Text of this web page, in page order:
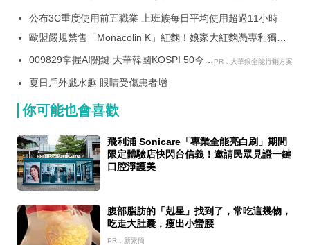
公布3C重度使用前五職業 上班族每日平均使用超過11小時
歐盟嚴規禁售「Monacolin K」紅麴！娘家大紅麴憑專利獨家
009829掌握AI關鍵 大華韓國KOSPI 50今強 PR．大華銀全能行銷方案
夏日戶外戲水趣 眼睛受傷患者增
你可能也會喜歡
飛利浦 Sonicare「專業全能亮白刷」期間
限定體驗店快閃台信義！邀請民眾見證一鍵
口腔淨護美
腹部脂肪的「剋星」找到了，常吃這幾物，
吃走大肚囊，瘦出小蠻腰
PR．新素簡